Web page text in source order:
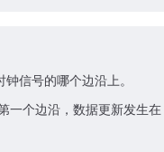
信号的哪个边沿上。
一个边沿，数据更新发生在